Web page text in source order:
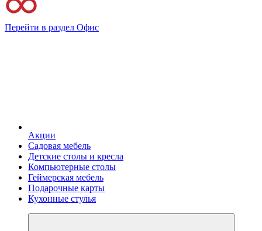
Перейти в раздел Офис
Акции
Садовая мебель
Детские столы и кресла
Компьютерные столы
Геймерская мебель
Подарочные карты
Кухонные стулья